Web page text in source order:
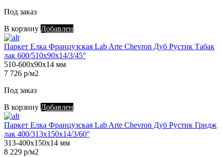
Под заказ
В корзину Добавлен
Паркет Елка Французская Lab Arte Chevron Дуб Рустик Табак
лак 600/510х90х14/3/45°
510-600х90х14 мм
7 726 р/м2
Под заказ
В корзину Добавлен
Паркет Елка Французская Lab Arte Chevron Дуб Рустик Гридж
лак 400/313х150х14/3/60°
313-400х150х14 мм
8 229 р/м2